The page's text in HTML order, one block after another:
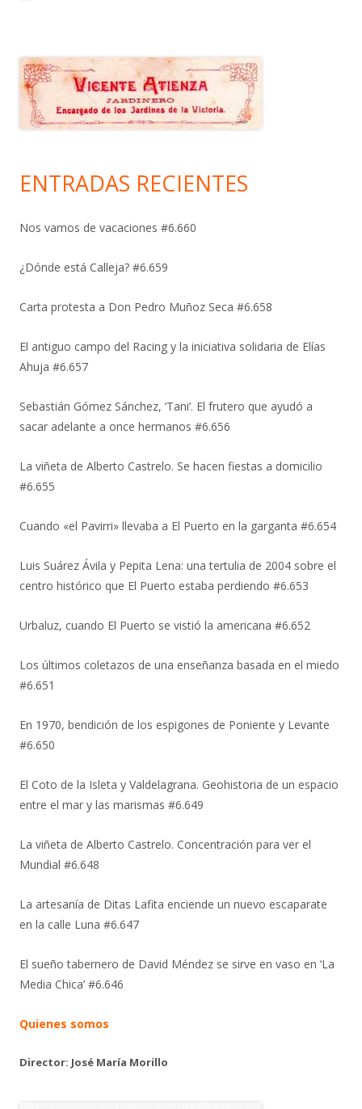
ENTRADAS RECIENTES
Nos vamos de vacaciones #6.660
¿Dónde está Calleja? #6.659
Carta protesta a Don Pedro Muñoz Seca #6.658
El antiguo campo del Racing y la iniciativa solidaria de Elías
Ahuja #6.657
Sebastián Gómez Sánchez, ‘Tani’. El frutero que ayudó a
sacar adelante a once hermanos #6.656
La viñeta de Alberto Castrelo. Se hacen fiestas a domicilio
#6.655
Cuando «el Pavirri» llevaba a El Puerto en la garganta #6.654
Luis Suárez Ávila y Pepita Lena: una tertulia de 2004 sobre el
centro histórico que El Puerto estaba perdiendo #6.653
Urbaluz, cuando El Puerto se vistió la americana #6.652
Los últimos coletazos de una enseñanza basada en el miedo
#6.651
En 1970, bendición de los espigones de Poniente y Levante
#6.650
El Coto de la Isleta y Valdelagrana. Geohistoria de un espacio
entre el mar y las marismas #6.649
La viñeta de Alberto Castrelo. Concentración para ver el
Mundial #6.648
La artesanía de Ditas Lafita enciende un nuevo escaparate
en la calle Luna #6.647
El sueño tabernero de David Méndez se sirve en vaso en ‘La
Media Chica’ #6.646
Quienes somos
Director: José María Morillo